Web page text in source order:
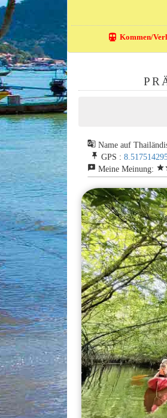
directions_transit Kommen/
g_translate Name auf
push_pin GPS :
reviews Meine Meinung: star